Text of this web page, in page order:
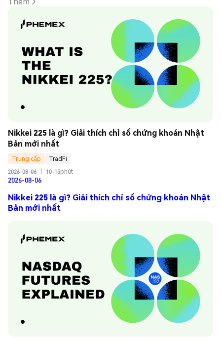
Nikkei 225 là gì? Giải thích chỉ số chứng khoán Nhật
Bản mới nhất
Trung cấp
TradFi
2026-08-06
10-15phút
2026-08-06
Nikkei 225 là gì? Giải thích chỉ số chứng khoán Nhật
Bản mới nhất